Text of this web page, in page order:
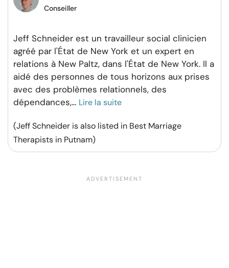
Conseiller
Jeff Schneider est un travailleur social clinicien
agréé par l'État de New York et un expert en
relations à New Paltz, dans l'État de New York. Il a
aidé des personnes de tous horizons aux prises
avec des problèmes relationnels, des
dépendances,... Lire la suite
(Jeff Schneider is also listed in Best Marriage
Therapists in Putnam)